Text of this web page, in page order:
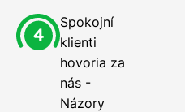
Spokojní
klienti
hovoria za
nás -
Názory